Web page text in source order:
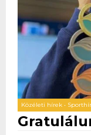
Közéleti hírek •